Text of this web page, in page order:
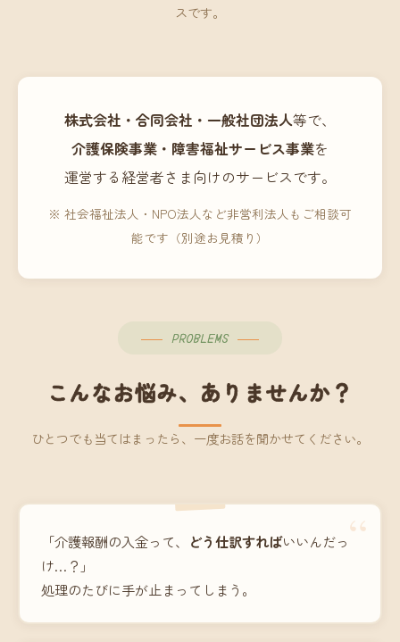
スです。
株式会社・合同会社・一般社団法人等で、
介護保険事業・障害福祉サービス事業を
運営する経営者さま向けのサービスです。
※ 社会福祉法人・NPO法人など非営利法人もご相談可
能です（別途お見積り）
PROBLEMS
こんなお悩み、ありませんか？
ひとつでも当てはまったら、一度お話を聞かせてください。
“
「介護報酬の入金って、 どう仕訳すればいいんだっ
け…？」
処理のたびに手が止まってしまう。